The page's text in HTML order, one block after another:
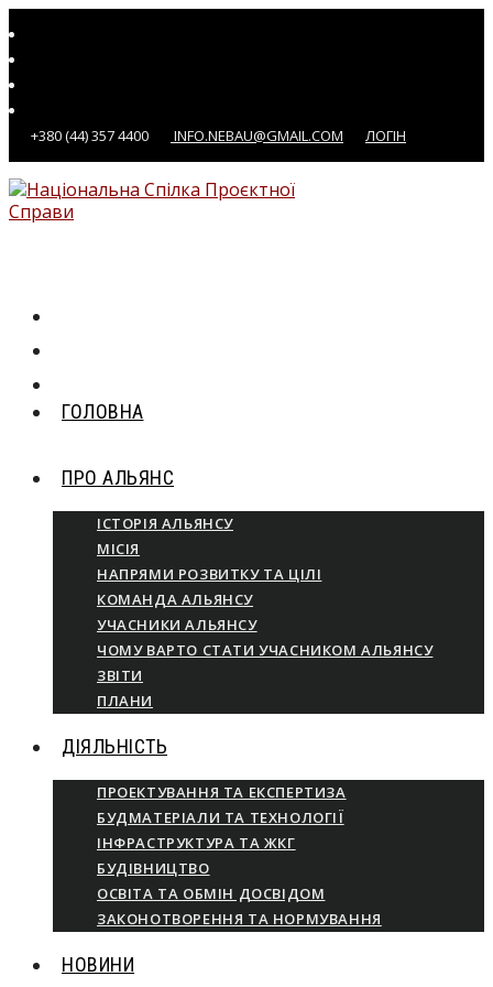
до
вмісту
+380 (44) 357 4400 INFO.NEBAU@GMAIL.COM ЛОГІН
ГОЛОВНА
ПРО АЛЬЯНС
ІСТОРІЯ АЛЬЯНСУ
МІСІЯ
НАПРЯМИ РОЗВИТКУ ТА ЦІЛІ
КОМАНДА АЛЬЯНСУ
УЧАСНИКИ АЛЬЯНСУ
ЧОМУ ВАРТО СТАТИ УЧАСНИКОМ АЛЬЯНСУ
ЗВІТИ
ПЛАНИ
ДІЯЛЬНІСТЬ
ПРОЕКТУВАННЯ ТА ЕКСПЕРТИЗА
БУДМАТЕРІАЛИ ТА ТЕХНОЛОГІЇ
ІНФРАСТРУКТУРА ТА ЖКГ
БУДІВНИЦТВО
ОСВІТА ТА ОБМІН ДОСВІДОМ
ЗАКОНОТВОРЕННЯ ТА НОРМУВАННЯ
НОВИНИ